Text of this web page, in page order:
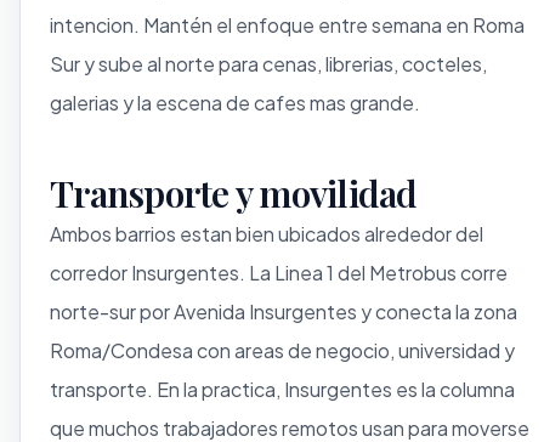
intencion. Mantén el enfoque entre semana en Roma
Sur y sube al norte para cenas, librerias, cocteles,
galerias y la escena de cafes mas grande.
Transporte y movilidad
Ambos barrios estan bien ubicados alrededor del
corredor Insurgentes. La Linea 1 del Metrobus corre
norte-sur por Avenida Insurgentes y conecta la zona
Roma/Condesa con areas de negocio, universidad y
transporte. En la practica, Insurgentes es la columna
que muchos trabajadores remotos usan para moverse